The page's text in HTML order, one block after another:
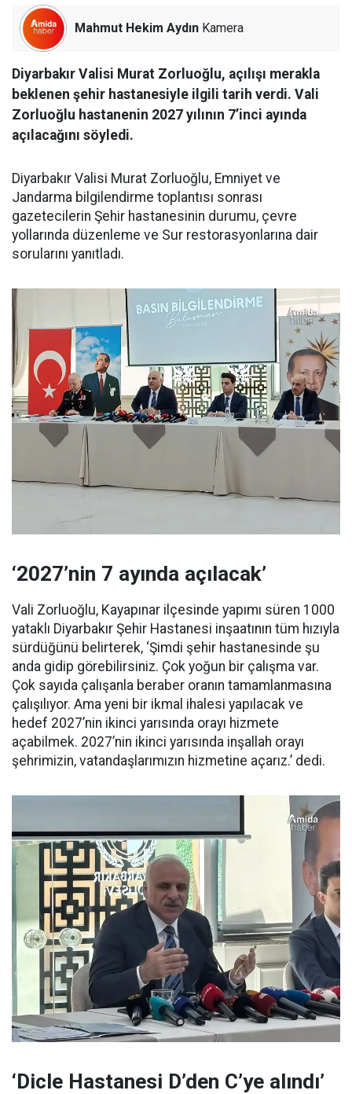
Mahmut Hekim Aydın Kamera
Diyarbakır Valisi Murat Zorluoğlu, açılışı merakla
beklenen şehir hastanesiyle ilgili tarih verdi. Vali
Zorluoğlu hastanenin 2027 yılının 7’inci ayında
açılacağını söyledi.
Diyarbakır Valisi Murat Zorluoğlu, Emniyet ve
Jandarma bilgilendirme toplantısı sonrası
gazetecilerin Şehir hastanesinin durumu, çevre
yollarında düzenleme ve Sur restorasyonlarına dair
sorularını yanıtladı.
‘2027’nin 7 ayında açılacak’
Vali Zorluoğlu, Kayapınar ilçesinde yapımı süren 1000
yataklı Diyarbakır Şehir Hastanesi inşaatının tüm hızıyla
sürdüğünü belirterek, ‘Şimdi şehir hastanesinde şu
anda gidip görebilirsiniz. Çok yoğun bir çalışma var.
Çok sayıda çalışanla beraber oranın tamamlanmasına
çalışılıyor. Ama yeni bir ikmal ihalesi yapılacak ve
hedef 2027’nin ikinci yarısında orayı hizmete
açabilmek. 2027’nin ikinci yarısında inşallah orayı
şehrimizin, vatandaşlarımızın hizmetine açarız.’ dedi.
‘Dicle Hastanesi D’den C’ye alındı’